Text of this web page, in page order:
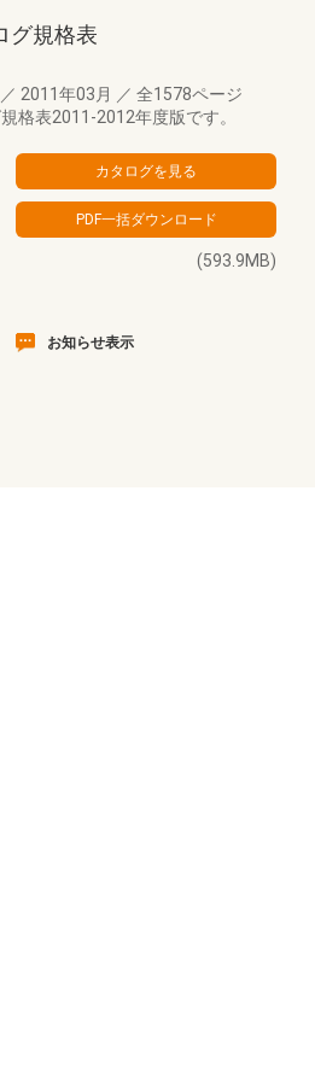
グ規格表
／ 2011年03月 ／ 全1578ページ
格表2011-2012年度版です。
(593.9MB)
お知らせ表示